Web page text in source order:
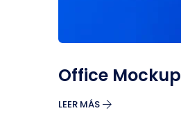
Office Mockup
LEER MÁS